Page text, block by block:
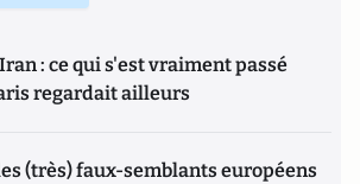
: ce qui s'est vraiment passé
regardait ailleurs
(très) faux-semblants européens